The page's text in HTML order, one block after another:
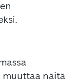
muuttaa näitä